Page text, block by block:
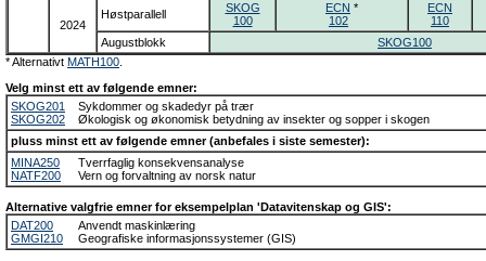
2024
Høstparallell
SKOG
100
ECN *
102
ECN
110
Augustblokk
SKOG100
* Alternativt MATH100
Velg minst ett av følgende emner:
SKOG201
Sykdommer og skadedyr på trær
SKOG202
Økologisk og økonomisk betydning av insekter og sopper i skogen
pluss minst ett av følgende emner (anbefales i siste semester):
MINA250
Tverrfaglig konsekvensanalyse
NATF200
Vern og forvaltning av norsk natur
Alternative valgfrie emner for eksempelplan 'Datavitenskap og GIS':
DAT200
Anvendt maskinlæring
GMGI210
Geografiske informasjonssystemer (GIS)